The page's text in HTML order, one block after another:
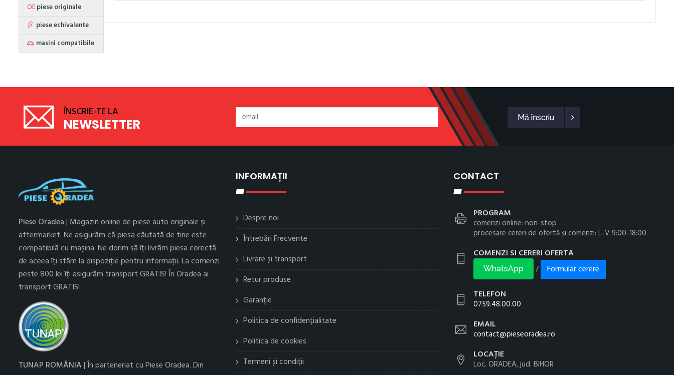
OEpiese originale
piese echivalente
masini compatibile
ÎNSCRIE-TE LA
NEWSLETTER Mă înscriu
Piese Oradea| Magazin online de piese auto originale și
aftermarket. Ne asigurăm că piesa căutată de tine este
compatibilă cu mașina. Ne dorim să îți livrăm piesa corectă
de aceea îți stăm la dispoziție pentru informații. La comenzi
peste 800 lei îți asigurăm transport GRATIS! În Oradea ai
transport GRATIS!
TUNAP ROMÂNIA| În parteneriat cu Piese Oradea. Din
INFORMAȚII
Despre noi
Întrebări Frecvente
Livrare și transport
Retur produse
Garanție
Politica de confidențialitate
Politica de cookies
Termeni și condiții
CONTACT
PROGRAM
comenzi online: non-stop
procesare cereri de ofertă și comenzi: L-V 9:00-18:00
COMENZI SI CERERI OFERTA
WhatsApp /
Formular cerere
TELEFON
0759.48.00.00
EMAIL
contact@pieseoradea.ro
LOCAȚIE
Loc. ORADEA, jud. BIHOR